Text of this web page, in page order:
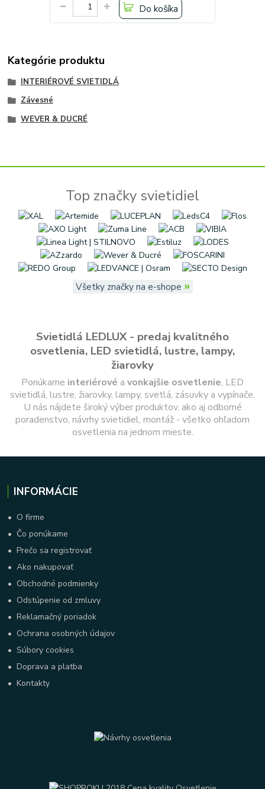
Do košíka
Kategórie produktu
INTERIÉROVÉ SVIETIDLÁ
Závesné
WEVER & DUCRÉ
Top značky svietidiel
Všetky značky na e-shope »
Svietidlá LEDLUX - predaj kvalitného
osvetlenia, LED svietidlá, lustre, lampy,
žiarovky
Ponúkame interiérové a vonkajšie osvetlenie, LED
svietidlá, lustre, žiarovky, lampy, svetlá, zásuvky a vypínače.
U nás nájdete široký výber produktov, ako aj odborné
poradenstvo, návrhy svietidiel, montáž - všetko ohľadom
osvetlenia na jednom mieste.
INFORMÁCIE
• O firme
• Čo ponúkame
•Prečo sa registrovať
•Ako nakupovať
• Obchodné podmienky
• Odstúpenie od zmluvy
•Reklamačný poriadok
• Ochrana osobných údajov
•Súbory cookies
•Doprava a platba
•Kontakty